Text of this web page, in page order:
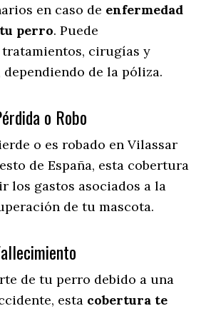
en caso de enfermedad
tu perro. Puede
cirugías y
de la póliza.
o Robo
o es robado en Vilassar
de España, esta cobertura
los gastos asociados a la
de tu mascota.
de tu perro debido a una
esta cobertura te